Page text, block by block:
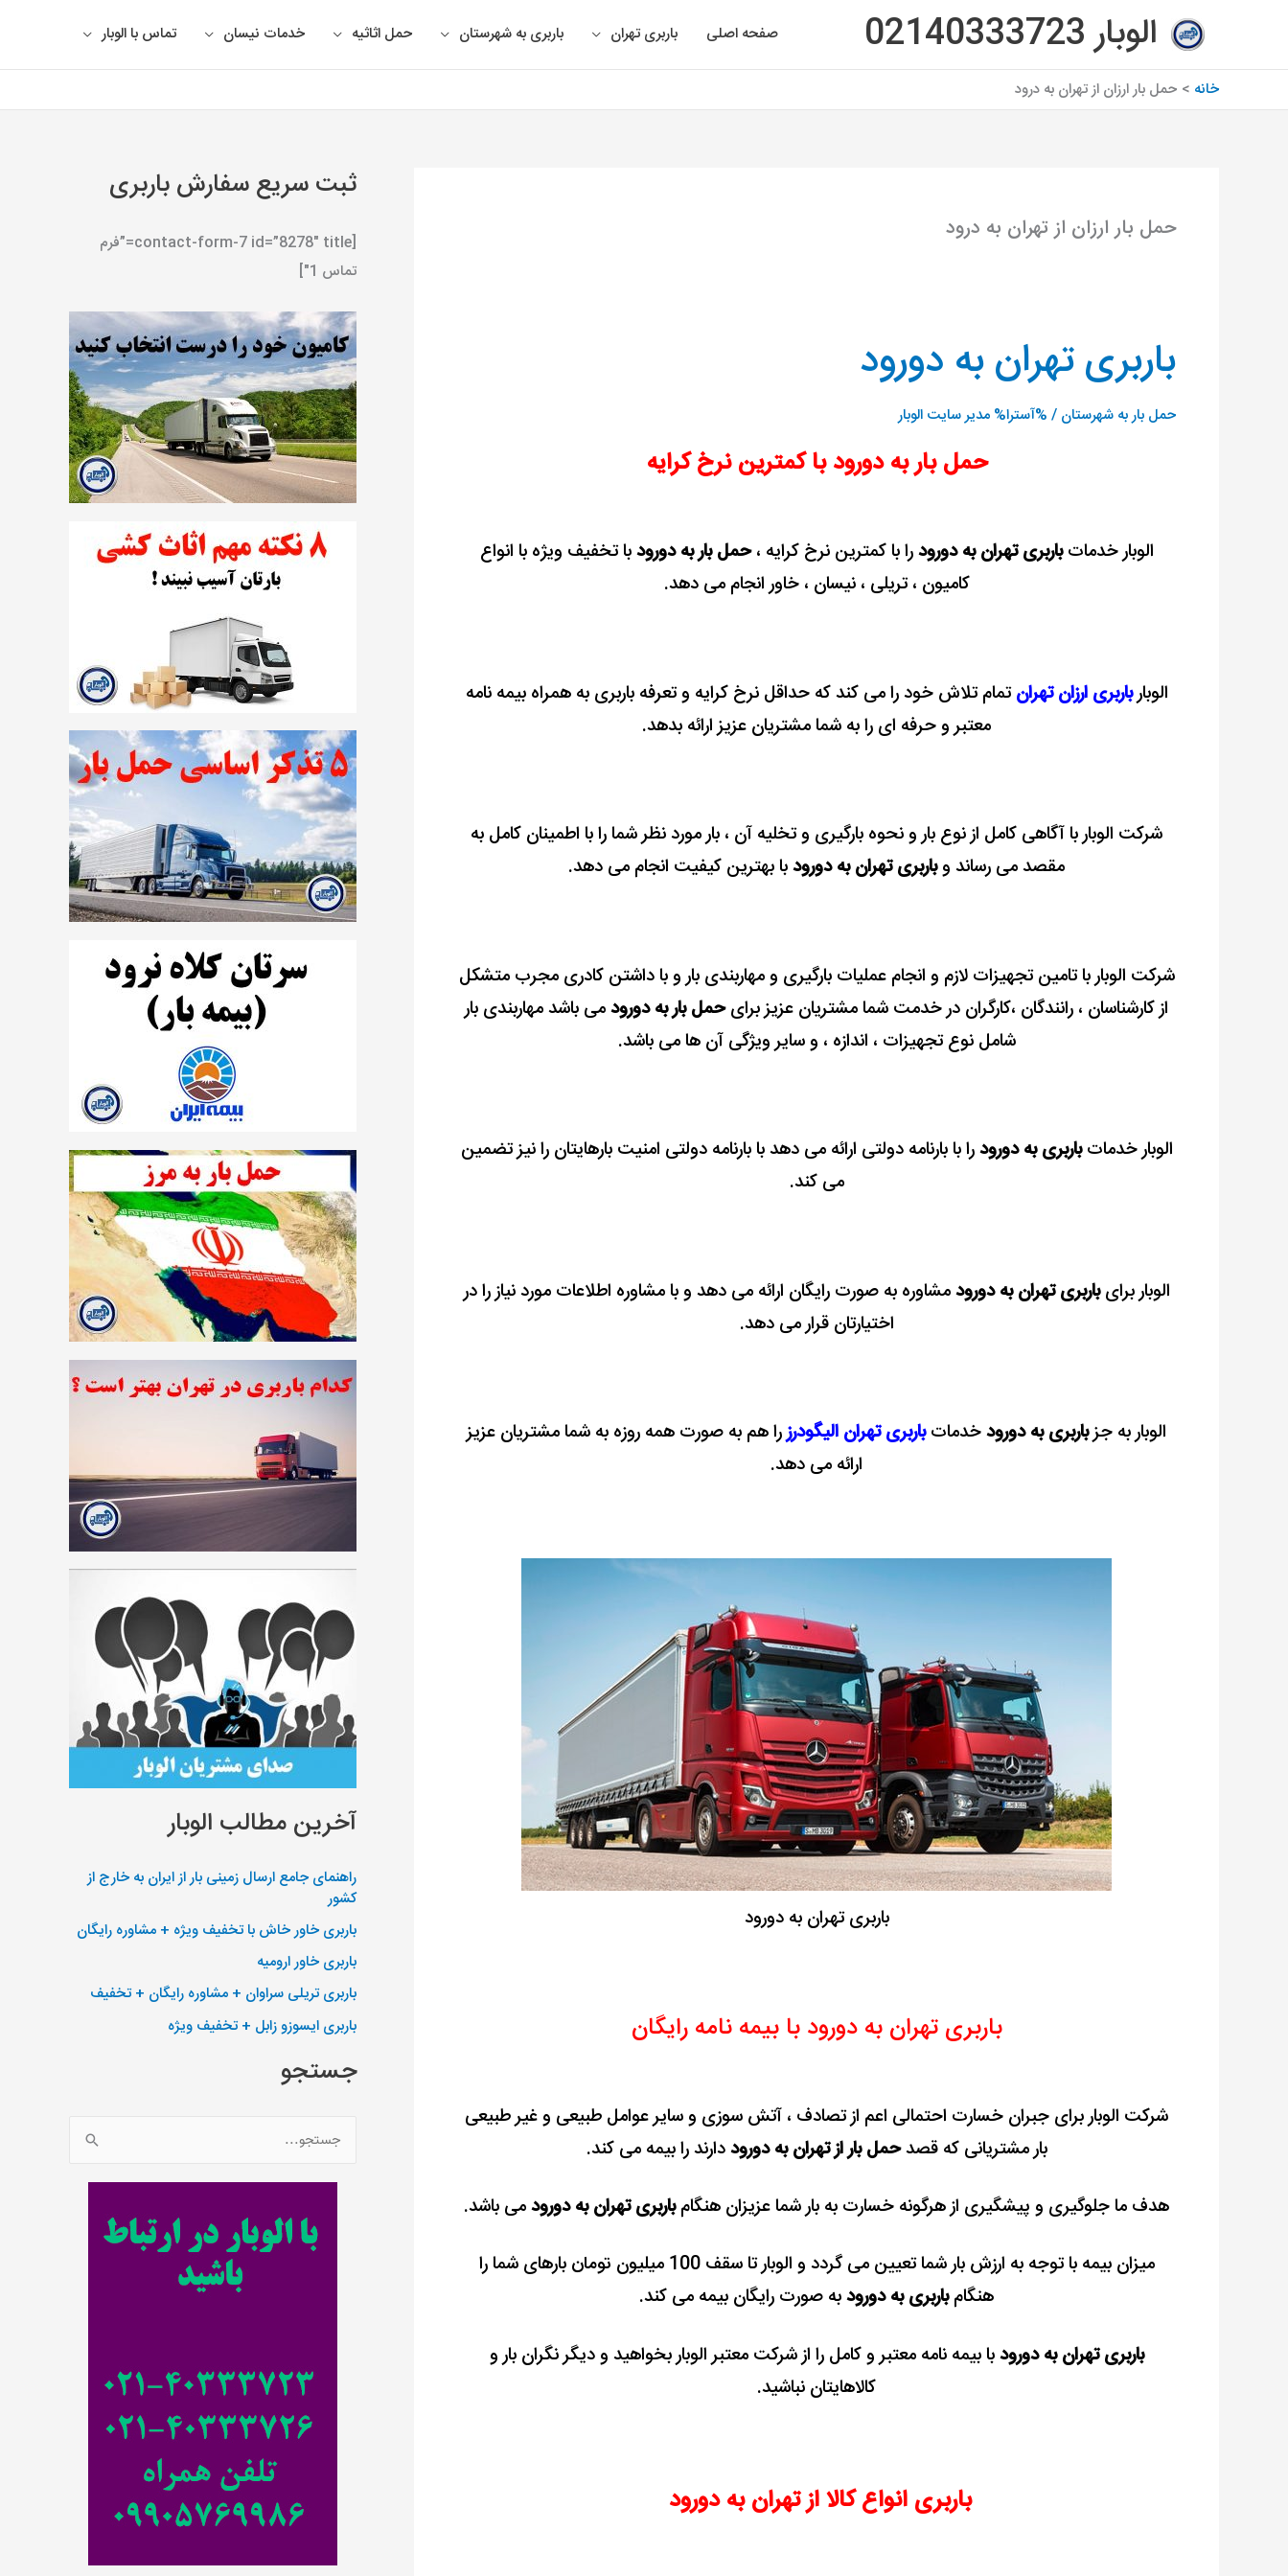
محتوا
الوبار 02140333723 صفحه اصلی باربری تهران باربری به شهرستان حمل اثاثیه خدمات نیسان تماس با الوبار
خانه حمل بار ارزان از تهران به درود
حمل بار ارزان از تهران به درود
باربری تهران به دورود
حمل بار به شهرستان / %آسترا% مدیر سایت الوبار
حمل بار به دورود با کمترین نرخ کرایه
الوبار خدماتباربری تهران به دورودرا با کمترین نرخ کرایه ،حمل بار به دورودبا تخفیف ویژه با انواع
کامیون ، تریلی ، نیسان ، خاور انجام می دهد.
الوبارباربری ارزان تهرانتمام تلاش خود را می کند که حداقل نرخ کرایه و تعرفه باربری به همراه بیمه نامه
معتبر و حرفه ای را به شما مشتریان عزیز ارائه بدهد.
شرکت الوبار با آﮔﺎهی کامل از ﻧﻮع ﺑﺎر و ﻧﺤﻮه بارگیری و تخلیه آن ، بار مورد نظر شما را با اطمینان کامل به
مقصد می رساند وباربری تهران به دورودبا بهترین کیفیت انجام می دهد.
شرکت الوباربا تامین تجهیزات ﻻزم و اﻧﺠﺎم عملیات بارگیری و مهاربندی ﺑﺎر و با داشتن کادری مجرب متشکل
از کارشناسان ، رانندگان ،کارگران در خدمت شما مشتریان عزیز برایحمل بار به دورودمی باشد مهاربندی بار
شامل ﻧﻮع تجهیزات ، اﻧﺪازه ، و سایر ویژگی آن ‌ها می باشد.
الوبار خدماتباربری به دورودرا با بارنامه دولتی ارائه می دهد با بارنامه دولتی امنیت بارهایتان را نیز تضمین
می کند.
الوبار برایباربری تهران به دورودمشاوره به صورت رایگان ارائه می دهد و با مشاوره اطلاعات مورد نیاز را در
اختیارتان قرار می دهد.
الوبار به جزباربری به دورودخدماتباربری تهران الیگودرزرا هم به صورت همه روزه به شما مشتریان عزیز
ارائه می دهد.
باربری تهران به دورود
باربری تهران به دورود با بیمه نامه رایگان
شرکت الوبار برای جبران خسارت احتمالی اعم از تصادف ، آتش سوزی و سایر عوامل طبیعی و غیر طبیعی
بار مشتریانی که قصدحمل بار از تهران به دوروددارند را بیمه می کند.
هدف ما جلوگیری و پیشگیری از هرگونه خسارت به بار شما عزیزان هنگامباربری تهران به دورودمی باشد.
میزان بیمه با توجه به ارزش بار شما تعیین می گردد و الوبار تا سقف 100 میلیون تومان بارهای شما را
هنگامباربری به دورودبه صورت رایگان بیمه می کند.
باربری تهران به دورودبا بیمه نامه معتبر و کامل را از شرکت معتبر الوبار بخواهید و دیگر نگران بار و
کالاهایتان نباشید.
باربری انواع کالا از تهران به دورود
باربری
تهران
دورود
ثبت سریع سفارش باربری
[contact-form-7 id=”8278″ title=”فرم
تماس 1″]
آخرین مطالب الوبار
راهنمای جامع ارسال زمینی بار از ایران به خارج از
کشور
باربری خاور خاش با تخفیف ویژه + مشاوره رایگان
باربری خاور ارومیه
باربری تریلی سراوان + مشاوره رایگان + تخفیف
باربری ایسوزو زابل + تخفیف ویژه
جستجو